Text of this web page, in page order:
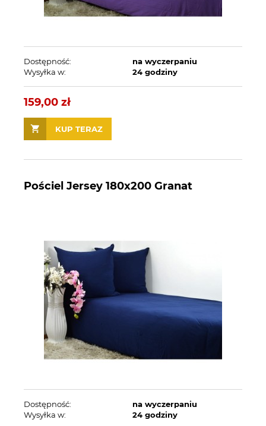
Dostępność:
na wyczerpaniu
Wysyłka w:
24 godziny
159,00 zł
KUP TERAZ
Pościel Jersey 180x200 Granat
Dostępność:
na wyczerpaniu
Wysyłka w:
24 godziny